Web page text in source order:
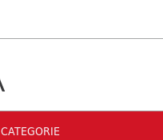
CATEGORIE